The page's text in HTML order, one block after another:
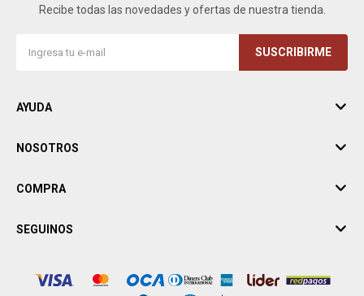
Recibe todas las novedades y ofertas de nuestra tienda.
SUSCRIBIRME
AYUDA
NOSOTROS
COMPRA
SEGUINOS